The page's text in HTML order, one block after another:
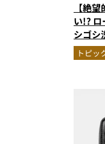
【絶
い!? ロ
シゴシ
のニオ
トピッ